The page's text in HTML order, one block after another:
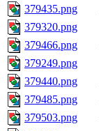
379435.png
379320.png
379466.png
379249.png
379440.png
379485.png
379503.png